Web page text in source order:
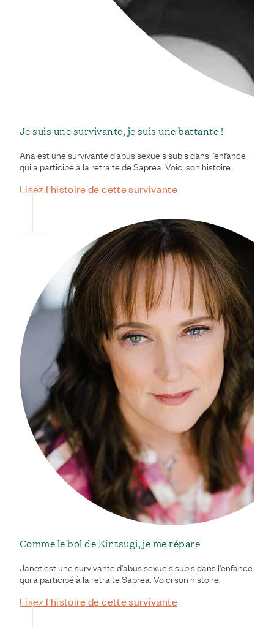
Je suis une survivante, je suis une battante !
Ana est une survivante d'abus sexuels subis dans l'enfance
qui a participé à la retraite de Saprea. Voici son histoire.
Lisez l'histoire de cette survivante
Comme le bol de Kintsugi, je me répare
Janet est une survivante d'abus sexuels subis dans l'enfance
qui a participé à la retraite Saprea. Voici son histoire.
Lisez l'histoire de cette survivante